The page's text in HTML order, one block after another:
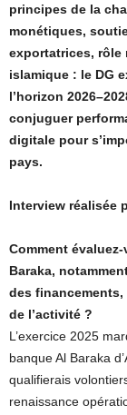
principes de la
monétiques,
exportatrices, rôle
islamique : le DG
l’horizon
conjuguer
digitale pour
pays.
Interview réalisée
Comment
Baraka,
des
de l’activité ?
L’exercice 2025
banque Al Baraka
qualifierais
renaissance